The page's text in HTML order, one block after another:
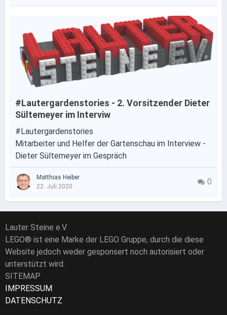
#Lautergardenstories - 2. Vorsitzender Dieter
Sültemeyer im Interviw
#Lautergardenstories
Mitarbeiter und Helfer der Gartenschau im Interview -
Dieter Sültemeyer im Gespräch
Matthias Heiber
22. Juli 2020
0
Lauter Steine e.V.
LEGO® ist eine Marke der LEGO Gruppe, durch die diese
Website jedoch weder gesponsert noch autorisiert oder
unterstützt wird.
SITEMAP
IMPRESSUM
DATENSCHUTZ